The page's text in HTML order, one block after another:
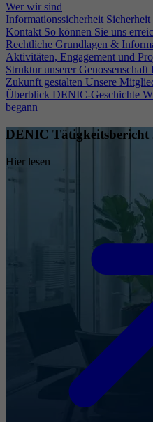
Wer wir sind
Informationssicherheit
Kontakt So können Sie uns
Rechtliche Grundlagen &
Aktivitäten, Engagement und
Struktur unserer Genossenschaft
Zukunft gestalten Unsere
Überblick DENIC-Geschichte
begann
DENIC Tätigkeitsbericht
Hier lesen